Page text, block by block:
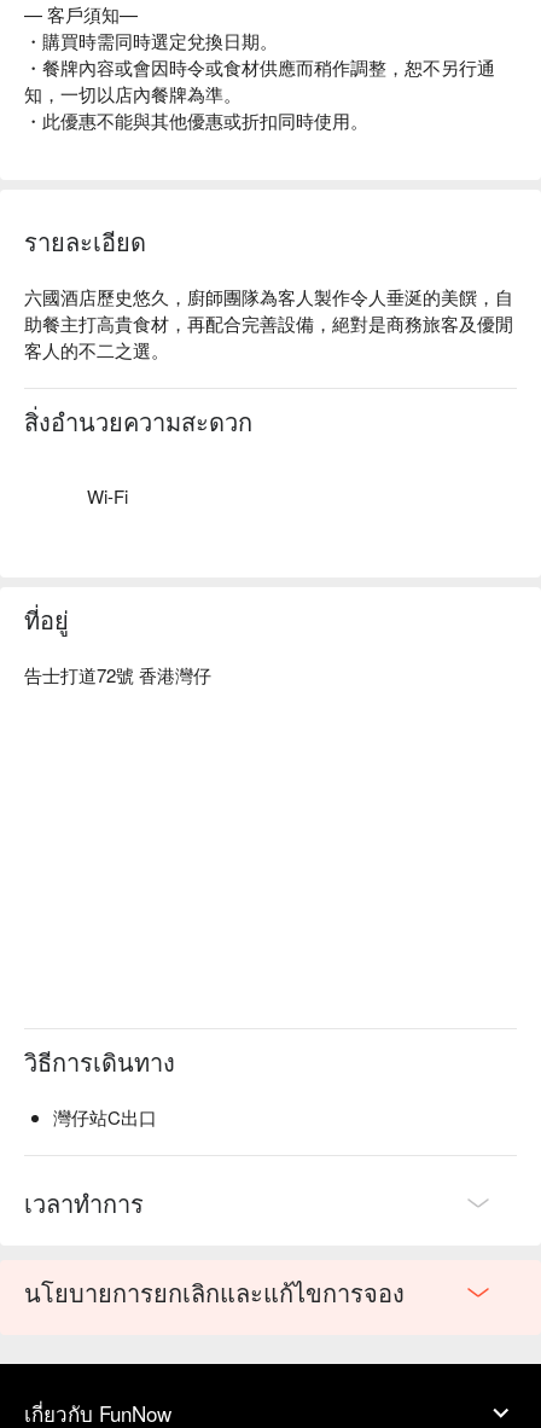
沙律
青木瓜柚子花膠鮮蝦沙律｜燒甜薯仔煙肉沙律｜泰式燒牛肉沙
律｜菠菜蛋批
湯類：
原件鴨肝多士｜虎蝦｜豬頸肉串｜雞軟骨串｜ 多春魚｜鮮菠
肉車區：
烤焗特級有骨肉眼｜片皮鵝｜燒豬腩仔｜肉眼牛扒
鮑汁燴花膠｜酥炸生蠔｜芝士蘑菇焗蟹蓋｜避風塘炒龍蝦鉗｜
柳配白酒汁｜煎三文魚柳配蜜糖香橙汁｜娘惹咖喱配薄餅｜意
即製窩夫｜巴斯克芝士蛋糕｜青蘋果慕絲蛋糕｜櫻桃蛋糕｜榛
子朱古力卷｜
士多啤梨拿破崙｜蘋果金寶｜焦糖燉蛋｜荔枝奶凍｜香芒椰汁
布甸｜椰汁西米糕｜杏仁茶燉蛋白｜花生撻｜葡式蛋撻｜時令
— 客戶須知—
・購買時需同時選定兌換日期。
・餐牌內容或會因時令或食材供應而稍作調整，恕不另行通
知，一切以店內餐牌為準。
・此優惠不能與其他優惠或折扣同時使用。
รายละเอียด
六國酒店歷史悠久，廚師團隊為客人製作令人垂涎的美饌，自
助餐主打高貴食材，再配合完善設備，絕對是商務旅客及優閒
客人的不二之選。
สิ่งอำนวยความสะดวก
Wi-Fi
ที่อยู่
告士打道72號 香港灣仔
วิธีการเดินทาง
灣仔站C出口
เวลาทำการ
นโยบายการยกเลิกและแก้ไขการจอง
เกี่ยวกับ FunNow